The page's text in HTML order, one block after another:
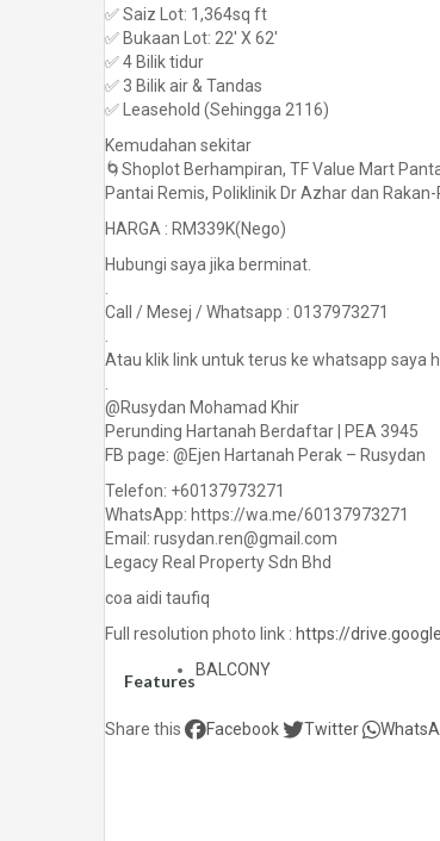
✅ Saiz Lot: 1,364sq ft
✅ Bukaan Lot: 22′ X 62′
✅ 4 Bilik tidur
✅ 3 Bilik air & Tandas
✅ Leasehold (Sehingga 2116)
Kemudahan sekitar
🌀Shoplot Berhampiran, TF Value Mart
Pantai Remis, Poliklinik Dr Azhar dan
HARGA : RM339K(Nego)
Hubungi saya jika berminat.
.
Call / Mesej / Whatsapp : 0137973271
.
Atau klik link untuk terus ke whatsapp saya
.
@Rusydan Mohamad Khir
Perunding Hartanah Berdaftar | PEA 3945
FB page: @Ejen Hartanah Perak – Rusydan
Telefon: +60137973271
WhatsApp: https://wa.me/60137973271
Email: rusydan.ren@gmail.com
Legacy Real Property Sdn Bhd
coa aidi taufiq
Full resolution photo link : https://
Features
BALCONY
Share this Facebook Twitter